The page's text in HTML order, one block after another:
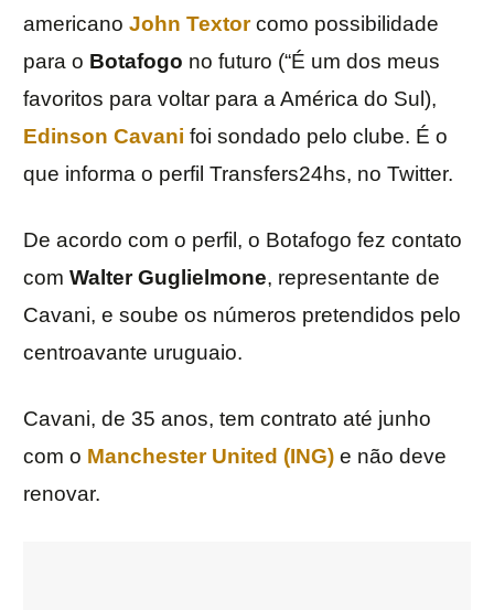
americano John Textorcomo possibilidade
para o Botafogo no futuro (“É um dos meus
favoritos para voltar para a América do Sul),
Edinson Cavani foi sondado pelo clube. É o
que informa o perfil Transfers24hs, no Twitter.
De acordo com o perfil, o Botafogo fez contato
com Walter Guglielmone, representante de
Cavani, e soube os números pretendidos pelo
centroavante uruguaio.
Cavani, de 35 anos, tem contrato até junho
com o Manchester United (ING) e não deve
renovar.